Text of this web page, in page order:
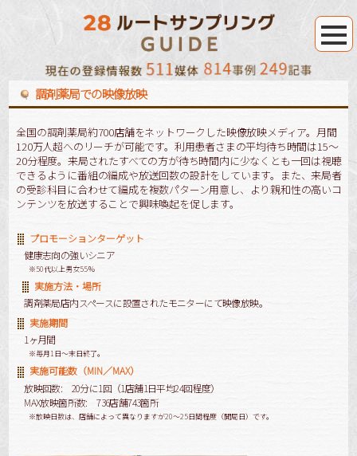
調剤薬局での映像放映
全国の調剤薬局約700店舗をネットワークした映像放映メディア。月間
120万人超へのリーチが可能です。利用患者さまの平均待ち時間は15～
20分程度。来局されたすべての方が待ち時間内に少なくとも一回は視聴
できるように番組の編成や放送回数の設計をしています。また、来局者
の受診科目に合わせて編成を複数パターン用意し、より親和性の高いコ
ンテンツを放送することで興味喚起を促します。
プロモーションターゲット
健康志向の強いシニア
※50代以上男女55％
実施方法・場所
調剤薬局店内スペースに設置されたモニターにて映像放映。
実施期間
1ヶ月間
※毎月1日～末日終了。
実施可能数（MIN／MAX）
放映回数: 20分に1回（1店舗1日平均24回程度）
MAX放映箇所数: 736店舗743箇所
※放映日数は、店舗によって異なりますが20～25日間程度（開局日）です。